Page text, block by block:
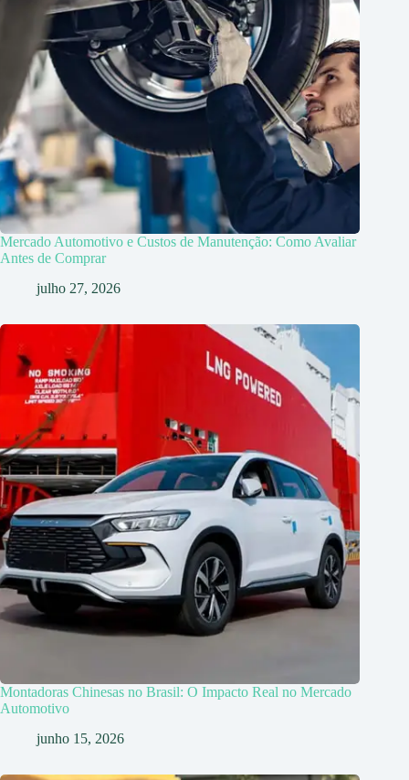
Mercado Automotivo e Custos de Manutenção: Como Avaliar
Antes de Comprar
julho 27, 2026
Montadoras Chinesas no Brasil: O Impacto Real no Mercado
Automotivo
junho 15, 2026